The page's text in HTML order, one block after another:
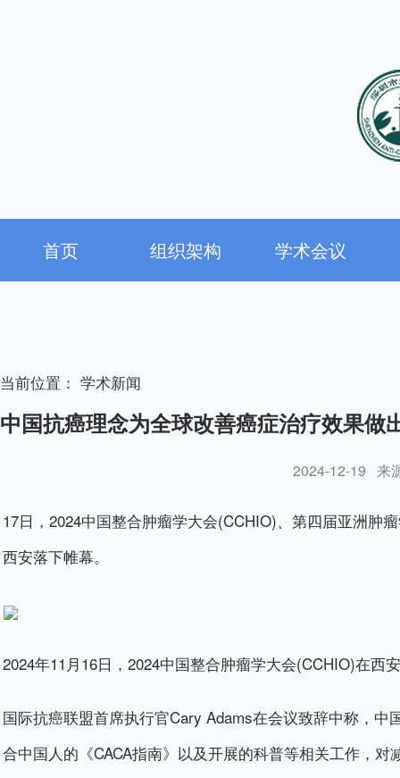
首页 组织架构 学术会议
当前位置： 学术新闻
中国抗癌理念为全球改善癌症治疗效果做
2024-12-19 来
17日，2024中国整合肿瘤学大会(CCHIO)、第四届亚洲肿
西安落下帷幕。
2024年11月16日，2024中国整合肿瘤学大会(CCHIO)在西
国际抗癌联盟首席执行官Cary Adams在会议致辞中称，
合中国人的《CACA指南》以及开展的科普等相关工作，